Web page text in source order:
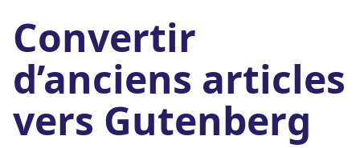
Convertir
d’anciens articles
vers Gutenberg